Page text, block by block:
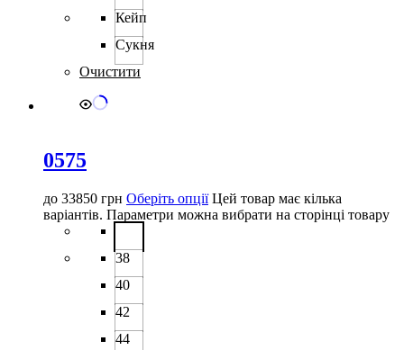
Кейп
Сукня
Очистити
0575
до 33850 грн Оберіть опції Цей товар має кілька
варіантів. Параметри можна вибрати на сторінці товару
38
40
42
44